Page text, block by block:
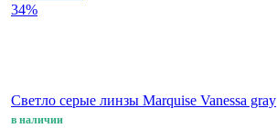
34%
Светло серые линзы Marquise Vanessa gray
в наличии